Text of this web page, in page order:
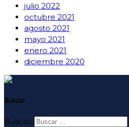
julio 2022
octubre 2021
agosto 2021
mayo 2021
enero 2021
diciembre 2020
Buscar
Buscar: